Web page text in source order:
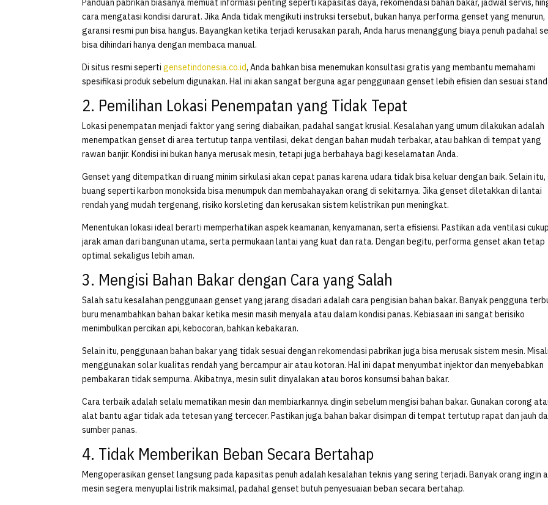
Panduan pabrikan biasanya memuat informasi penting seperti kapasitas daya, rekomendasi bahan bakar, jadwal servis,
cara mengatasi kondisi darurat. Jika Anda tidak mengikuti instruksi tersebut, bukan hanya performa genset yang menurun,
garansi resmi pun bisa hangus. Bayangkan ketika terjadi kerusakan parah, Anda harus menanggung biaya penuh padahal
bisa dihindari hanya dengan membaca manual.
Di situs resmi sepertigensetindonesia.co.id, Anda bahkan bisa menemukan konsultasi gratis yang membantu memahami
spesifikasi produk sebelum digunakan. Hal ini akan sangat berguna agar penggunaan genset lebih efisien dan sesuai
2. Pemilihan Lokasi Penempatan yang Tidak Tepat
Lokasi penempatan menjadi faktor yang sering diabaikan, padahal sangat krusial. Kesalahan yang umum dilakukan adalah
menempatkan genset di area tertutup tanpa ventilasi, dekat dengan bahan mudah terbakar, atau bahkan di tempat yang
rawan banjir. Kondisi ini bukan hanya merusak mesin, tetapi juga berbahaya bagi keselamatan Anda.
Genset yang ditempatkan di ruang minim sirkulasi akan cepat panas karena udara tidak bisa keluar dengan baik. Selain itu,
buang seperti karbon monoksida bisa menumpuk dan membahayakan orang di sekitarnya. Jika genset diletakkan di lantai
rendah yang mudah tergenang, risiko korsleting dan kerusakan sistem kelistrikan pun meningkat.
Menentukan lokasi ideal berarti memperhatikan aspek keamanan, kenyamanan, serta efisiensi. Pastikan ada ventilasi
jarak aman dari bangunan utama, serta permukaan lantai yang kuat dan rata. Dengan begitu, performa genset akan tetap
optimal sekaligus lebih aman.
3. Mengisi Bahan Bakar dengan Cara yang Salah
Salah satu kesalahan penggunaan genset yang jarang disadari adalah cara pengisian bahan bakar. Banyak pengguna
buru menambahkan bahan bakar ketika mesin masih menyala atau dalam kondisi panas. Kebiasaan ini sangat berisiko
menimbulkan percikan api, kebocoran, bahkan kebakaran.
Selain itu, penggunaan bahan bakar yang tidak sesuai dengan rekomendasi pabrikan juga bisa merusak sistem mesin.
menggunakan solar kualitas rendah yang bercampur air atau kotoran. Hal ini dapat menyumbat injektor dan menyebabkan
pembakaran tidak sempurna. Akibatnya, mesin sulit dinyalakan atau boros konsumsi bahan bakar.
Cara terbaik adalah selalu mematikan mesin dan membiarkannya dingin sebelum mengisi bahan bakar. Gunakan corong
alat bantu agar tidak ada tetesan yang tercecer. Pastikan juga bahan bakar disimpan di tempat tertutup rapat dan jauh
sumber panas.
4. Tidak Memberikan Beban Secara Bertahap
Mengoperasikan genset langsung pada kapasitas penuh adalah kesalahan teknis yang sering terjadi. Banyak orang ingin
mesin segera menyuplai listrik maksimal, padahal genset butuh penyesuaian beban secara bertahap.